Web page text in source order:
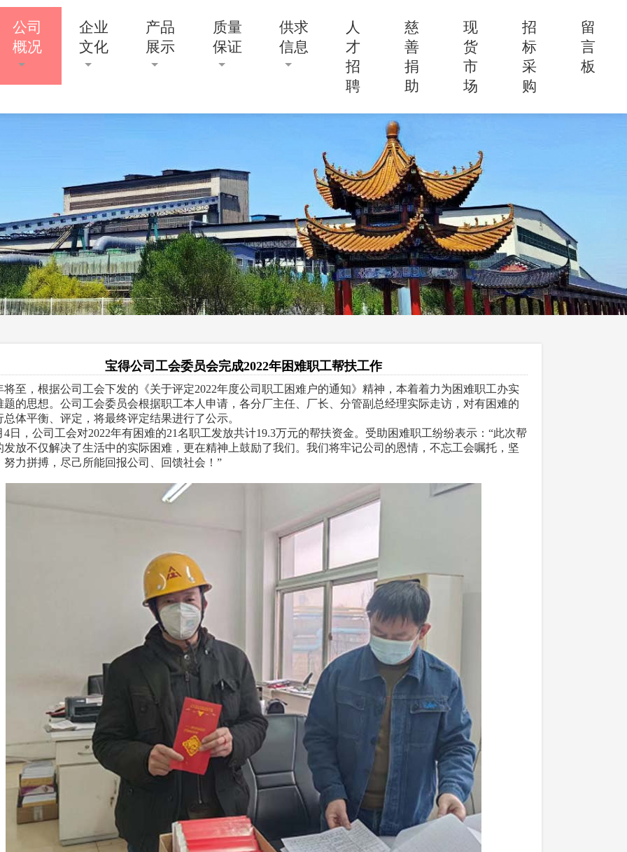
公司
概况
企业
文化
产品
展示
质量
保证
供求
信息
人
才
招
聘
慈
善
捐
助
现
货
市
场
招
标
采
购
留
言
板
宝得公司工会委员会完成2022年困难职工帮扶工作
，根据公司工会下发的《关于评定2022年度公司职工困难户的通知》精神，本着着力为困难职工办实
题的思想。公司工会委员会根据职工本人申请，各分厂主任、厂长、分管副总经理实际走访，对有困难的
总体平衡、评定，将最终评定结果进行了公示。
公司工会对2022年有困难的21名职工发放共计19.3万元的帮扶资金。受助困难职工纷纷表示：“此次帮
发放不仅解决了生活中的实际困难，更在精神上鼓励了我们。我们将牢记公司的恩情，不忘工会嘱托，坚
努力拼搏，尽己所能回报公司、回馈社会！”